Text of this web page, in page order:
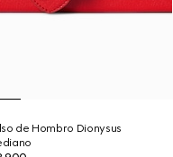
de Hombro Dionysus